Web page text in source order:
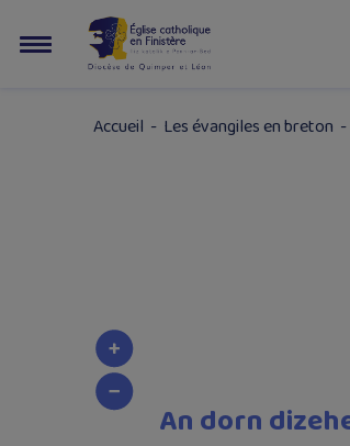
Accueil - Les évangiles en breton -
An dorn